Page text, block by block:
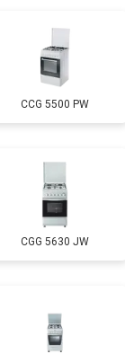
3000 ₽
2750 ₽
2590 ₽
2600 ₽
CCG 5500 PW
CGG 5630 JW